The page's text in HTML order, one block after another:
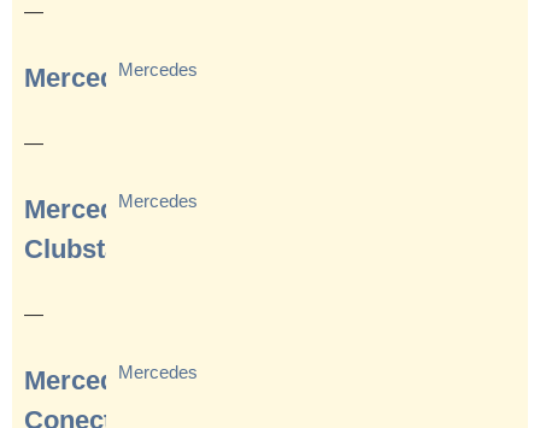
—
MercedesMercedes
—
Mercedes
Clubstar
Mercedes
—
Mercedes
Conecto
Mercedes